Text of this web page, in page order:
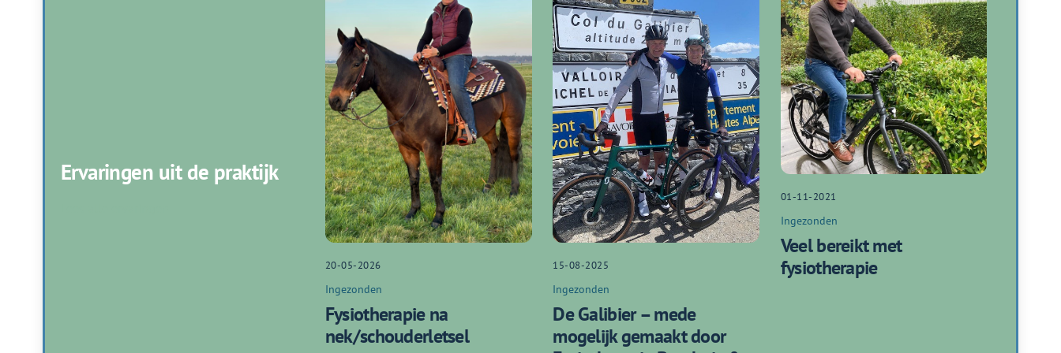
Ervaringen uit de praktijk
20-05-2026
Ingezonden
Fysiotherapie na
nek/schouderletsel
15-08-2025
Ingezonden
De Galibier – mede
mogelijk gemaakt door
01-11-2021
Ingezonden
Veel bereikt met
fysiotherapie